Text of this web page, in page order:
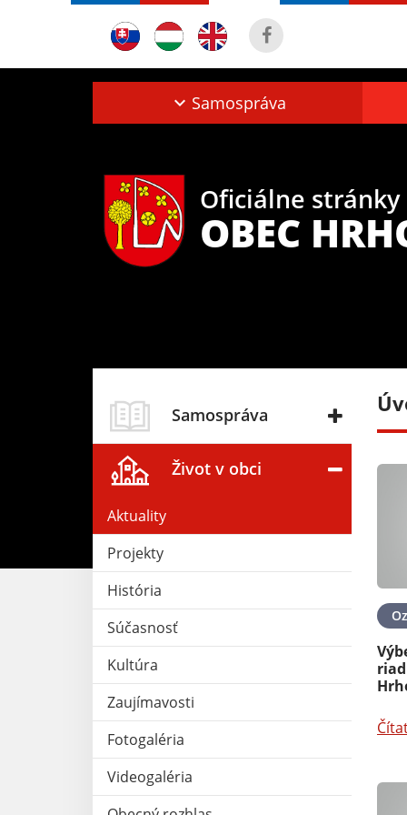
Samospráva
Oficiálne stránky
OBEC
Samospráva
Život v obci
Aktuality
Projekty
História
Súčasnosť
Kultúra
Zaujímavosti
Fotogaléria
Videogaléria
07. MÁJ 2025
bední /
Aktuality 29. APR 2025
Výberové konanie - riaditeľka
Čítať ďalej